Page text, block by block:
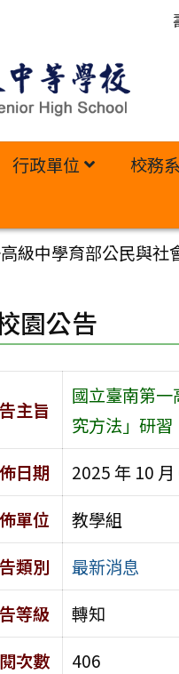
行政單位 校務
級中學育部公民與
園公告
主旨
國立臺南第
究方法」研習
日期
2025 年 10 月
單位
教學組
類別
最新消息
等級
轉知
次數
406